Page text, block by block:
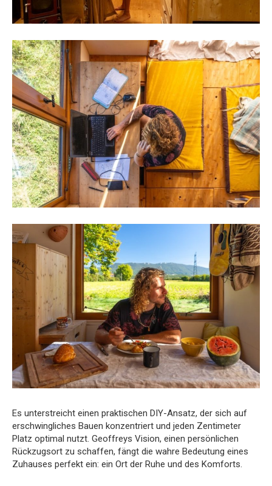
Es unterstreicht einen praktischen DIY-Ansatz, der sich auf
erschwingliches Bauen konzentriert und jeden Zentimeter
Platz optimal nutzt. Geoffreys Vision, einen persönlichen
Rückzugsort zu schaffen, fängt die wahre Bedeutung eines
Zuhauses perfekt ein: ein Ort der Ruhe und des Komforts.